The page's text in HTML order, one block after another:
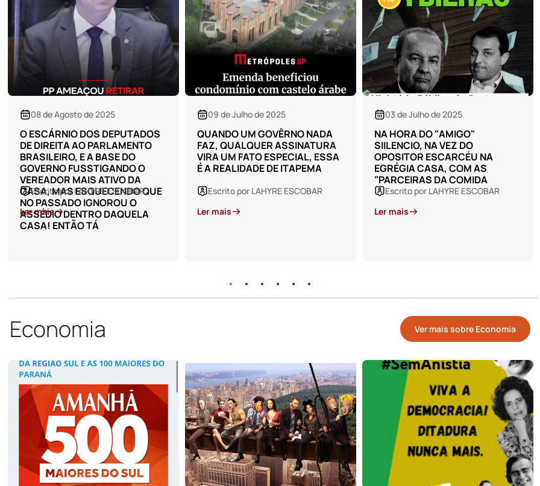
09 de Julho de 2025
QUANDO UM GOVÊRNO NADA
FAZ, QUALQUER ASSINATURA
VIRA UM FATO ESPECIAL, ESSA
É A REALIDADE DE ITAPEMA
Escrito por LAHYRE ESCOBAR
Ler mais
03 de Julho de 2025
NA HORA DO "AMIGO"
SIILENCIO, NA VEZ DO
OPOSITOR ESCARCÉU NA
EGRÉGIA CASA, COM AS
Escrito por LAHYRE ESCOBAR
Ler mais
30 de Junho de 2025
O PREFEITO DA CIDADE
TENTANDO VENDER ALGO QUE
ELE NUNCA TEVE:
COMPETÊNCIA
Escrito por LAHYRE ESCOBAR
Ler mais
Economia Ver mais sobre Economia
05 de Março de 2025
A VITÓRIA DA BEIJA FLOR E O
DELÍRIO DO TRUMP ACHANDO
QUE É O REI DO MUNDO.
Escrito por Lahyre Escobar
Ler mais